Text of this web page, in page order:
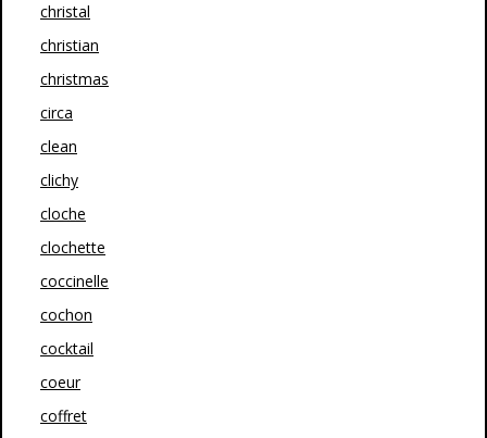
christal
christian
christmas
circa
clean
clichy
cloche
clochette
coccinelle
cochon
cocktail
coeur
coffret